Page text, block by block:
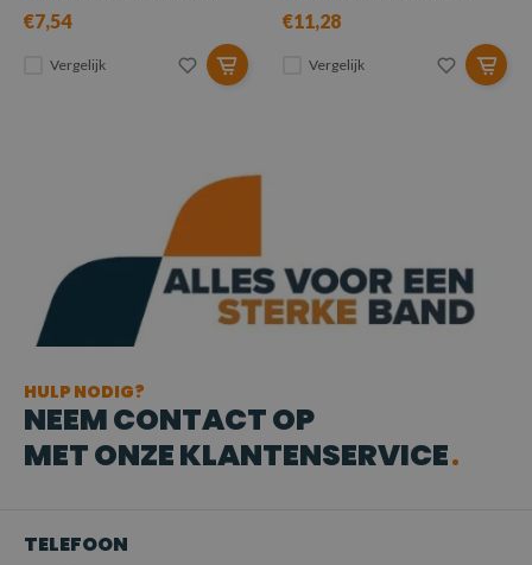
€7,54
Vergelijk
€11,28
Vergelijk
HULP NODIG?
NEEM CONTACT OP
MET ONZE KLANTENSERVICE
TELEFOON